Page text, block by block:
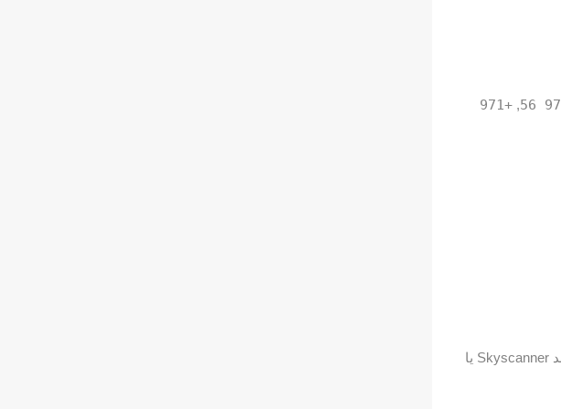
,
+971
روش پیدا کردن: روی بلیت پرواز، وب‌سایت رسمی فرودگاه دبی یا در اپلیکیشن‌های رزرو پرواز (مانند Skyscanner یا